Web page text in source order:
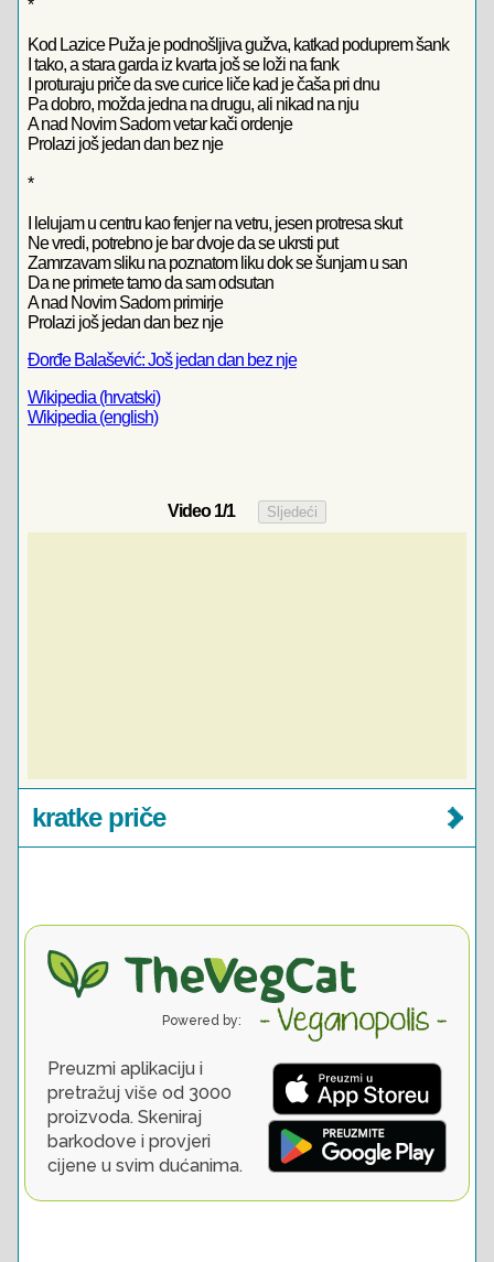
*
Kod Lazice Puža je podnošljiva gužva, katkad poduprem šank
I tako, a stara garda iz kvarta još se loži na fank
I proturaju priče da sve curice liče kad je čaša pri dnu
Pa dobro, možda jedna na drugu, ali nikad na nju
A nad Novim Sadom vetar kači ordenje
Prolazi još jedan dan bez nje
*
I lelujam u centru kao fenjer na vetru, jesen protresa skut
Ne vredi, potrebno je bar dvoje da se ukrsti put
Zamrzavam sliku na poznatom liku dok se šunjam u san
Da ne primete tamo da sam odsutan
A nad Novim Sadom primirje
Prolazi još jedan dan bez nje
Đorđe Balašević: Još jedan dan bez nje
Wikipedia (hrvatski)
Wikipedia (english)
Video1/1
kratke priče